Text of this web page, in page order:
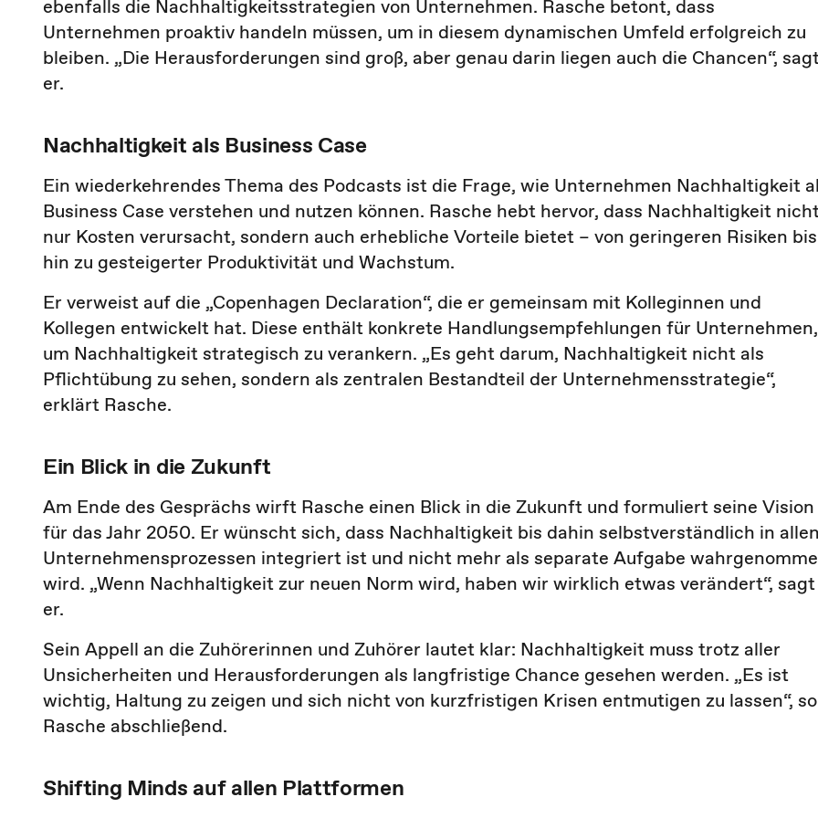
ebenfalls die Nachhaltigkeitsstrategien von Unternehmen. Rasche betont, dass
Unternehmen proaktiv handeln müssen, um in diesem dynamischen Umfeld erfolgreich zu
bleiben. „Die Herausforderungen sind groß, aber genau darin liegen auch die Chancen“,
er.
Nachhaltigkeit als Business Case
Ein wiederkehrendes Thema des Podcasts ist die Frage, wie Unternehmen Nachhaltigkeit
Business Case verstehen und nutzen können. Rasche hebt hervor, dass Nachhaltigkeit
nur Kosten verursacht, sondern auch erhebliche Vorteile bietet – von geringeren Risiken bis
hin zu gesteigerter Produktivität und Wachstum.
Er verweist auf die „Copenhagen Declaration“, die er gemeinsam mit Kolleginnen und
Kollegen entwickelt hat. Diese enthält konkrete Handlungsempfehlungen für Unternehmen,
um Nachhaltigkeit strategisch zu verankern. „Es geht darum, Nachhaltigkeit nicht als
Pflichtübung zu sehen, sondern als zentralen Bestandteil der Unternehmensstrategie“,
erklärt Rasche.
Ein Blick in die Zukunft
Am Ende des Gesprächs wirft Rasche einen Blick in die Zukunft und formuliert seine Vision
für das Jahr 2050. Er wünscht sich, dass Nachhaltigkeit bis dahin selbstverständlich in allen
Unternehmensprozessen integriert ist und nicht mehr als separate Aufgabe
wird. „Wenn Nachhaltigkeit zur neuen Norm wird, haben wir wirklich etwas verändert“, sagt
er.
Sein Appell an die Zuhörerinnen und Zuhörer lautet klar: Nachhaltigkeit muss trotz aller
Unsicherheiten und Herausforderungen als langfristige Chance gesehen werden. „Es ist
wichtig, Haltung zu zeigen und sich nicht von kurzfristigen Krisen entmutigen zu lassen“, so
Rasche abschließend.
Shifting Minds auf allen Plattformen